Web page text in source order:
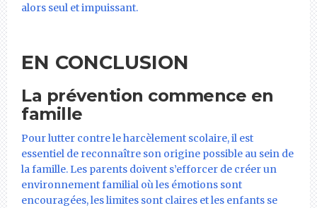
alors seul et impuissant.
EN CONCLUSION
La prévention commence en
famille
Pour lutter contre le harcèlement scolaire, il est
essentiel de reconnaître son origine possible au sein de
la famille. Les parents doivent s’efforcer de créer un
environnement familial où les émotions sont
encouragées, les limites sont claires et les enfants se